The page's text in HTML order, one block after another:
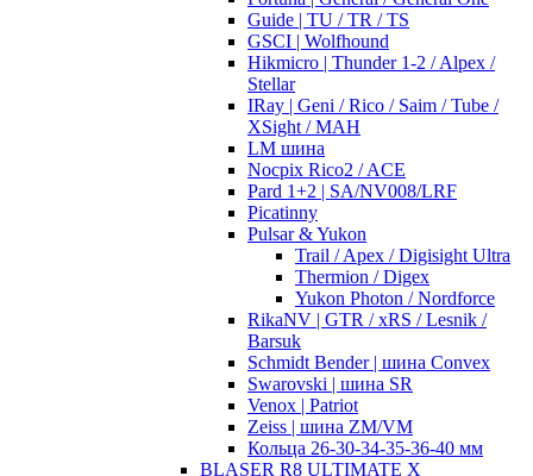
Guide | TU / TR / TS
GSCI | Wolfhound
Hikmicro | Thunder 1-2 / Alpex /
Stellar
IRay | Geni / Rico / Saim / Tube /
XSight / MAH
LM шина
Nocpix Rico2 / ACE
Pard 1+2 | SA/NV008/LRF
Picatinny
Pulsar & Yukon
Trail / Apex / Digisight Ultra
Thermion / Digex
Yukon Photon / Nordforce
RikaNV | GTR / xRS / Lesnik /
Barsuk
Schmidt Bender | шина Convex
Swarovski | шина SR
Venox | Patriot
Zeiss | шина ZM/VM
Кольца 26-30-34-35-36-40 мм
BLASER R8 ULTIMATE X